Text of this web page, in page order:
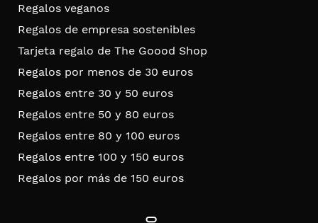
Regalos veganos
Regalos de empresa sostenibles
Tarjeta regalo de The Goood Shop
Regalos por menos de 30 euros
Regalos entre 30 y 50 euros
Regalos entre 50 y 80 euros
Regalos entre 80 y 100 euros
Regalos entre 100 y 150 euros
Regalos por más de 150 euros